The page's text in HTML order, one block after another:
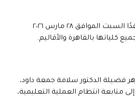
تستأنف جامعة الأزهر غدًا السبت الموافق ٢٨ مارس ٢٠٢٦
كلياتها بالقاهرة والأقاليم.
فضيلة الدكتور سلامة جمعة داود،
متابعة انتظام العملية التعليمية،